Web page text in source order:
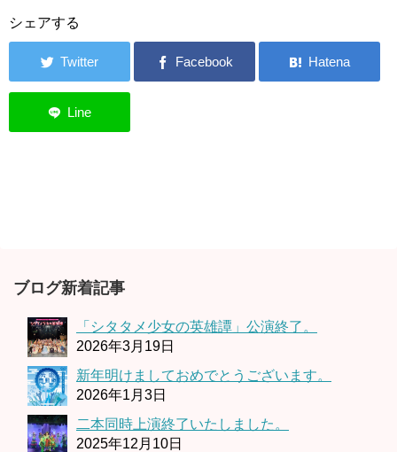
シェアする
ブログ新着記事
「シタタメ少女の英雄譚」公演終了。
2026年3月19日
新年明けましておめでとうございます。
2026年1月3日
二本同時上演終了いたしました。
2025年12月10日